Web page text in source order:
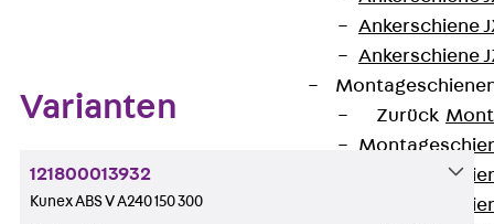
Ankerschiene
Ankerschiene
Zurück
Varianten
121800013932
Kunex ABS V A240 150 300